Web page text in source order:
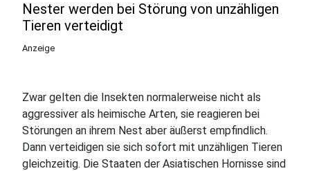
Nester werden bei Störung von unzähligen
Tieren verteidigt
Anzeige
Zwar gelten die Insekten normalerweise nicht als
aggressiver als heimische Arten, sie reagieren bei
Störungen an ihrem Nest aber äußerst empfindlich.
Dann verteidigen sie sich sofort mit unzähligen Tieren
gleichzeitig. Die Staaten der Asiatischen Hornisse sind